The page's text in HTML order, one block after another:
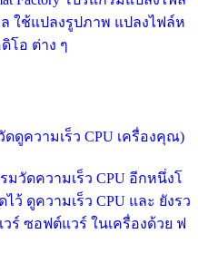
ใช้แปลงรูปภาพ แปลงไฟล์ห
โอ ต่าง ๆ
ดดูความเร็ว CPU เครื่องคุณ)
มวัดความเร็ว CPU อีกหนึ่งโ
ดูความเร็ว CPU และ ยังรว
ร์ ซอฟต์แวร์ ในเครื่องด้วย ฟ